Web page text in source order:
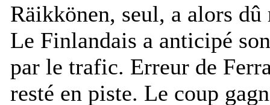
Räikkönen, seul, a alors
Le Finlandais a anticipé
par le trafic. Erreur de
resté en piste. Le coup